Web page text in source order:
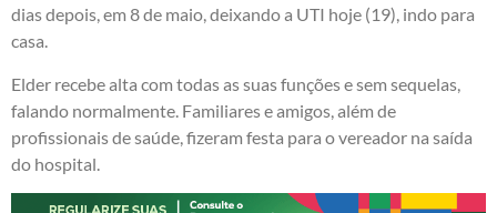
dias depois, em 8 de maio, deixando a UTI hoje (19), indo para
casa.
Elder recebe alta com todas as suas funções e sem sequelas,
falando normalmente. Familiares e amigos, além de
profissionais de saúde, fizeram festa para o vereador na saída
do hospital.